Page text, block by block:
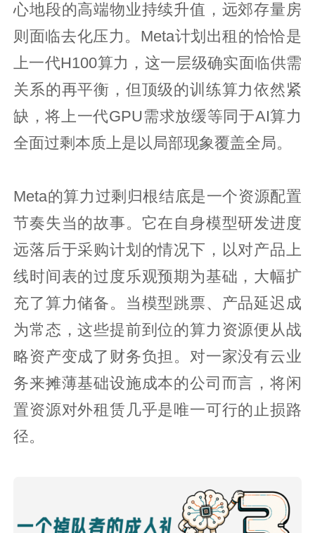
心地段的高端物业持续升值，远郊存量房
则面临去化压力。Meta计划出租的恰恰是
上一代H100算力，这一层级确实面临供需
关系的再平衡，但顶级的训练算力依然紧
缺，将上一代GPU需求放缓等同于AI算力
全面过剩本质上是以局部现象覆盖全局。
Meta的算力过剩归根结底是一个资源配置
节奏失当的故事。它在自身模型研发进度
远落后于采购计划的情况下，以对产品上
线时间表的过度乐观预期为基础，大幅扩
充了算力储备。当模型跳票、产品延迟成
为常态，这些提前到位的算力资源便从战
略资产变成了财务负担。对一家没有云业
务来摊薄基础设施成本的公司而言，将闲
置资源对外租赁几乎是唯一可行的止损路
径。